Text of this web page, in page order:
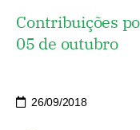
Contribuições
05 de outubro
26/09/2018